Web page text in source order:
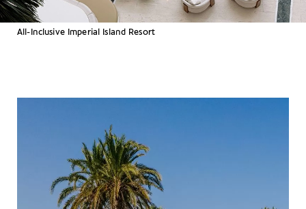
All-Inclusive Imperial Island Resort